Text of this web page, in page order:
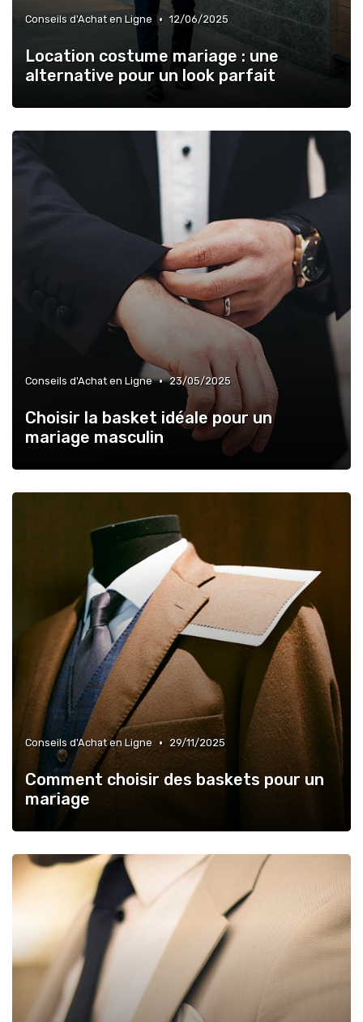
Conseils d'Achat en Ligne • 12/06/2025
Location costume mariage : une
alternative pour un look parfait
Conseils d'Achat en Ligne • 23/05/2025
Choisir la basket idéale pour un
mariage masculin
Conseils d'Achat en Ligne • 29/11/2025
Comment choisir des baskets pour un
mariage